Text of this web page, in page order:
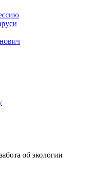
об экологии